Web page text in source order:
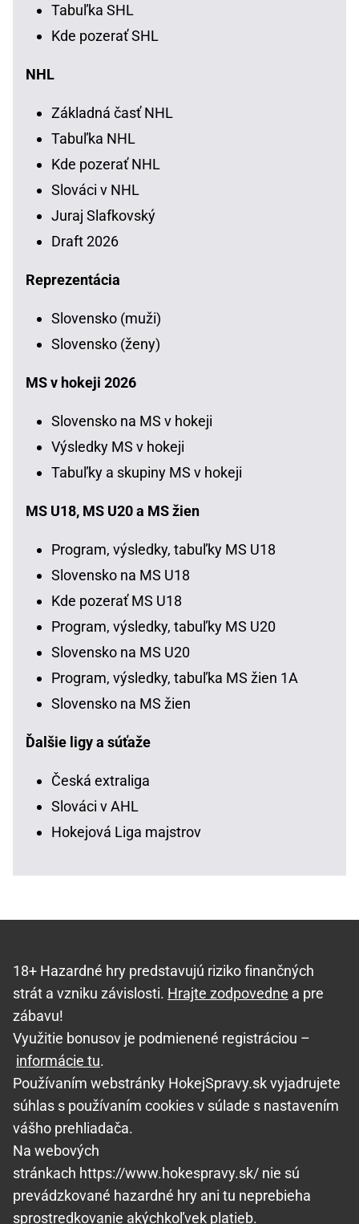
Tabuľka SHL
Kde pozerať SHL
NHL
Základná časť NHL
Tabuľka NHL
Kde pozerať NHL
Slováci v NHL
Juraj Slafkovský
Draft 2026
Reprezentácia
Slovensko (muži)
Slovensko (ženy)
MS v hokeji 2026
Slovensko na MS v hokeji
Výsledky MS v hokeji
Tabuľky a skupiny MS v hokeji
MS U18, MS U20 a MS žien
Program, výsledky, tabuľky MS U18
Slovensko na MS U18
Kde pozerať MS U18
Program, výsledky, tabuľky MS U20
Slovensko na MS U20
Program, výsledky, tabuľka MS žien 1A
Slovensko na MS žien
Ďalšie ligy a súťaže
Česká extraliga
Slováci v AHL
Hokejová Liga majstrov
18+ Hazardné hry predstavujú riziko finančných
strát a vzniku závislosti. Hrajte zodpovedne a pre
zábavu!
Využitie bonusov je podmienené registráciou –
informácie tu.
Používaním webstránky HokejSpravy.sk vyjadrujete
súhlas s používaním cookies v súlade s nastavením
vášho prehliadača.
Na webových
stránkach https://www.hokespravy.sk/ nie sú
prevádzkované hazardné hry ani tu neprebieha
sprostredkovanie akýchkoľvek platieb.